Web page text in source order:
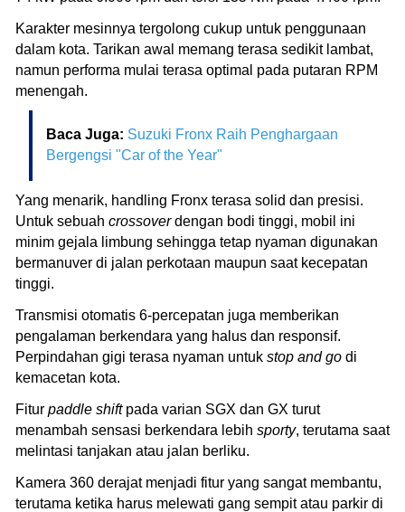
Karakter mesinnya tergolong cukup untuk penggunaan
dalam kota. Tarikan awal memang terasa sedikit lambat,
namun performa mulai terasa optimal pada putaran RPM
menengah.
Baca Juga: Suzuki Fronx Raih Penghargaan
Bergengsi "Car of the Year"
Yang menarik, handling Fronx terasa solid dan presisi.
Untuk sebuah crossoverdengan bodi tinggi, mobil ini
minim gejala limbung sehingga tetap nyaman digunakan
bermanuver di jalan perkotaan maupun saat kecepatan
tinggi.
Transmisi otomatis 6-percepatan juga memberikan
pengalaman berkendara yang halus dan responsif.
Perpindahan gigi terasa nyaman untuk stop and go di
kemacetan kota.
Fitur paddle shiftpada varian SGX dan GX turut
menambah sensasi berkendara lebih sporty, terutama saat
melintasi tanjakan atau jalan berliku.
Kamera 360 derajat menjadi fitur yang sangat membantu,
terutama ketika harus melewati gang sempit atau parkir di